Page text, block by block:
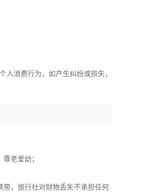
人消费行为，如产生纠纷或损失，
老爱幼；
，旅行社对财物丢失不承担任何